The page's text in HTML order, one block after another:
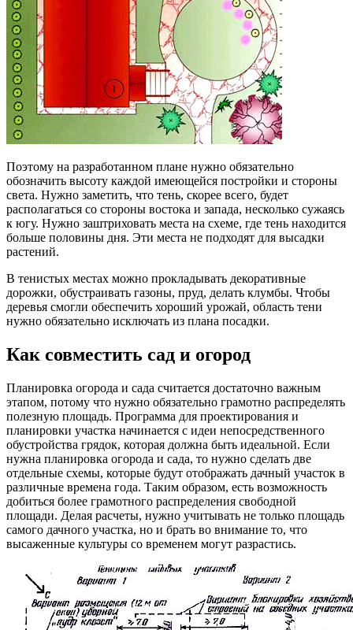
Поэтому на разработанном плане нужно обязательно
обозначить высоту каждой имеющейся постройки и стороны
света. Нужно заметить, что тень, скорее всего, будет
располагаться со стороны востока и запада, несколько сужаясь
к югу. Нужно заштриховать места на схеме, где тень находится
больше половины дня. Эти места не подходят для высадки
растений.
В тенистых местах можно прокладывать декоративные
дорожки, обустраивать газоны, пруд, делать клумбы. Чтобы
деревья смогли обеспечить хороший урожай, область тени
нужно обязательно исключать из плана посадки.
Как совместить сад и огород
Планировка огорода и сада считается достаточно важным
этапом, потому что нужно обязательно грамотно распределять
полезную площадь. Программа для проектирования и
планировки участка начинается с идеи непосредственного
обустройства грядок, которая должна быть идеальной. Если
нужна планировка огорода и сада, то нужно сделать две
отдельные схемы, которые будут отображать дачный участок в
различные времена года. Таким образом, есть возможность
добиться более грамотного распределения свободной
площади. Делая расчеты, нужно учитывать не только площадь
самого дачного участка, но и брать во внимание то, что
высаженные культуры со временем могут разрастись.